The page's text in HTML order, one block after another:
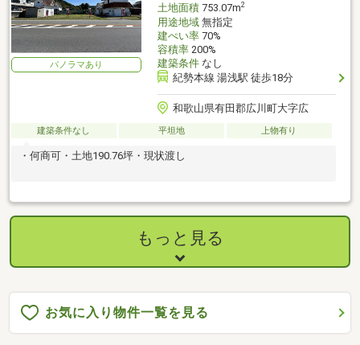
パノラマあり
土地面積753.07m2
用途地域無指定
建ぺい率70%
容積率200%
建築条件なし
紀勢本線 湯浅駅 徒歩18分
和歌山県有田郡広川町大字広
建築条件なし 平坦地 上物有り
・何商可・土地190.76坪・現状渡し
もっと見る
お気に入り物件一覧を見る